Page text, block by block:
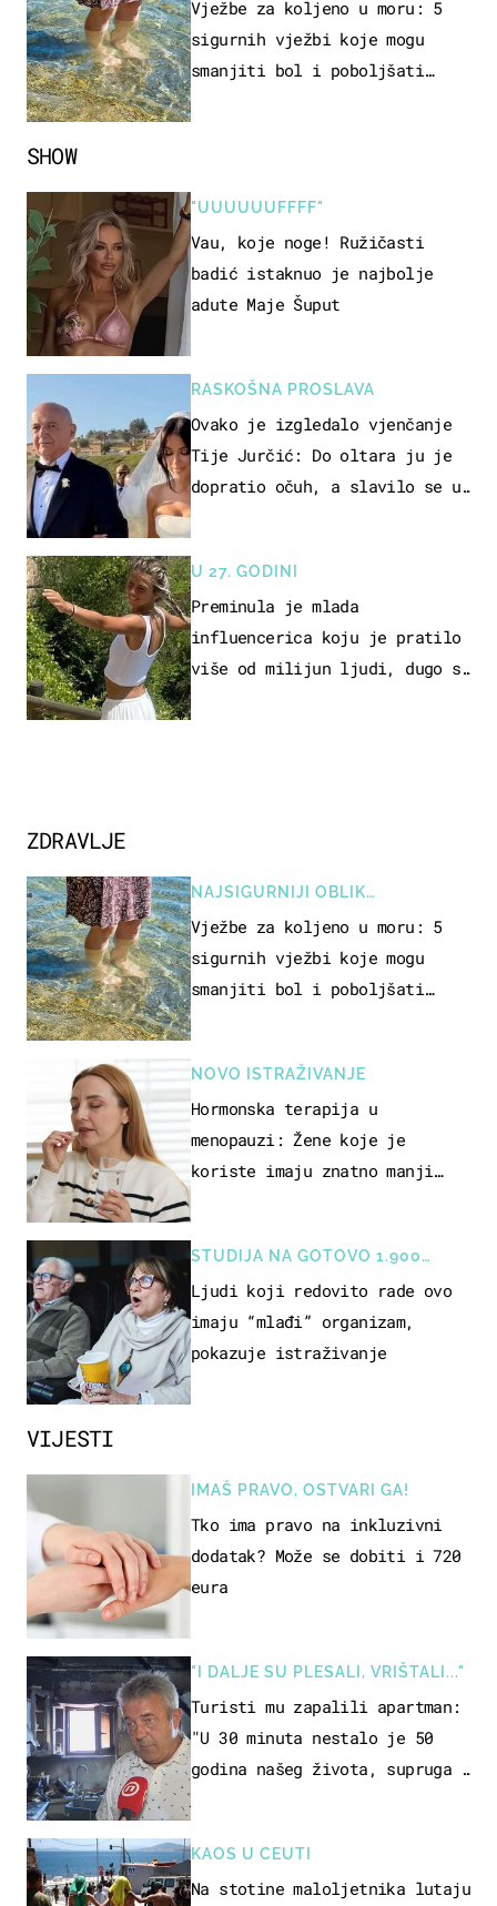
VIJESTI
IMAŠ PRAVO, OSTVARI GA!
Tko ima pravo na inkluzivni
dodatak? Može se dobiti i 720
eura
"I DALJE SU PLESALI, VRIŠTALI..."
Turisti mu zapalili apartman:
"U 30 minuta nestalo je 50
godina našeg života, supruga i
KAOS U CEUTI
Na stotine maloljetnika lutaju
SHOW
"UUUUUUFFFF"
Vau, koje noge! Ružičasti
badić istaknuo je najbolje
adute Maje Šuput
RASKOŠNA PROSLAVA
Ovako je izgledalo vjenčanje
Tije Jurčić: Do oltara ju je
dopratio očuh, a slavilo se uz
U 27. GODINI
Preminula je mlada
influencerica koju je pratilo
više od milijun ljudi, dugo se
ZDRAVLJE
NAJSIGURNIJI OBLIK
REKREACIJE
Vježbe za koljeno u moru: 5
sigurnih vježbi koje mogu
smanjiti bol i poboljšati
NOVO ISTRAŽIVANJE
Hormonska terapija u
menopauzi: Žene koje je
koriste imaju znatno manji
STUDIJA NA GOTOVO 1.900
OSOBA
Ljudi koji redovito rade ovo
imaju “mlađi” organizam,
pokazuje istraživanje
REKREACIJE
Vježbe za koljeno u moru: 5
sigurnih vježbi koje mogu
smanjiti bol i poboljšati